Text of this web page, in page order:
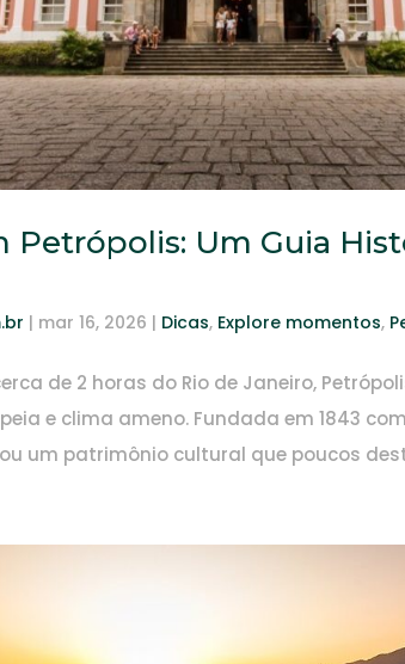
Petrópolis: Um Guia
| mar 16, 2026 | Dicas, Explore momentos,
de 2 horas do Rio de Janeiro,
e clima ameno. Fundada em 1843
um patrimônio cultural que poucos